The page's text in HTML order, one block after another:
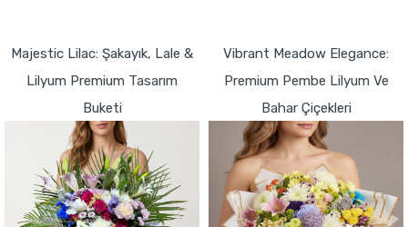
Majestic Lilac: Şakayık, Lale &
Lilyum Premium Tasarım
Buketi
Vibrant Meadow Elegance:
Premium Pembe Lilyum Ve
Bahar Çiçekleri